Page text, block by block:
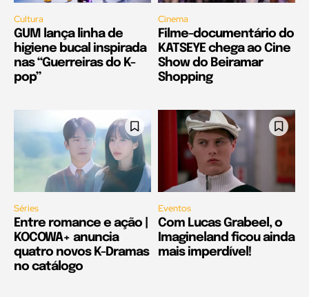
Cultura
GUM lança linha de
higiene bucal inspirada
nas “Guerreiras do K-
pop”
Cinema
Filme-documentário do
KATSEYE chega ao Cine
Show do Beiramar
Shopping
Séries
Entre romance e ação |
KOCOWA+ anuncia
quatro novos K-Dramas
no catálogo
Eventos
Com Lucas Grabeel, o
Imagineland ficou ainda
mais imperdível!